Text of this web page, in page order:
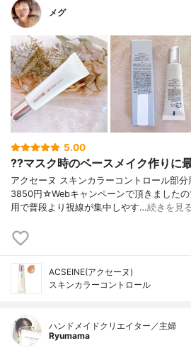
メグ
5.00
??マスク時のベースメイク作りに
アクセーヌ スキンカラーコントロール部分
3850円☆Webキャンペーンで頂きました
用で普段より視線が集中しやす…続きを見
ACSEINE(アクセーヌ)
スキンカラーコントロール
ハンドメイドクリエイター／主婦
Ryumama